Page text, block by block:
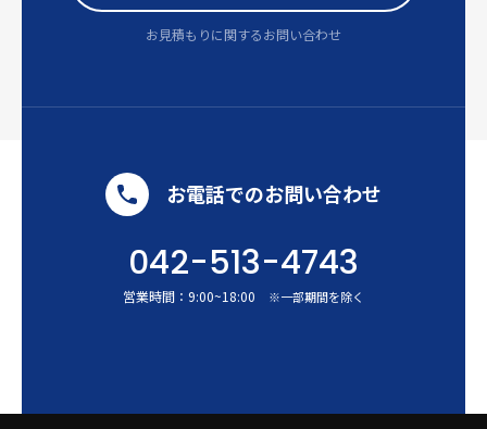
お見積もりに関するお問い合わせ
お電話でのお問い合わせ
042-513-4743
営業時間： 9:00~18:00 ※一部期間を除く